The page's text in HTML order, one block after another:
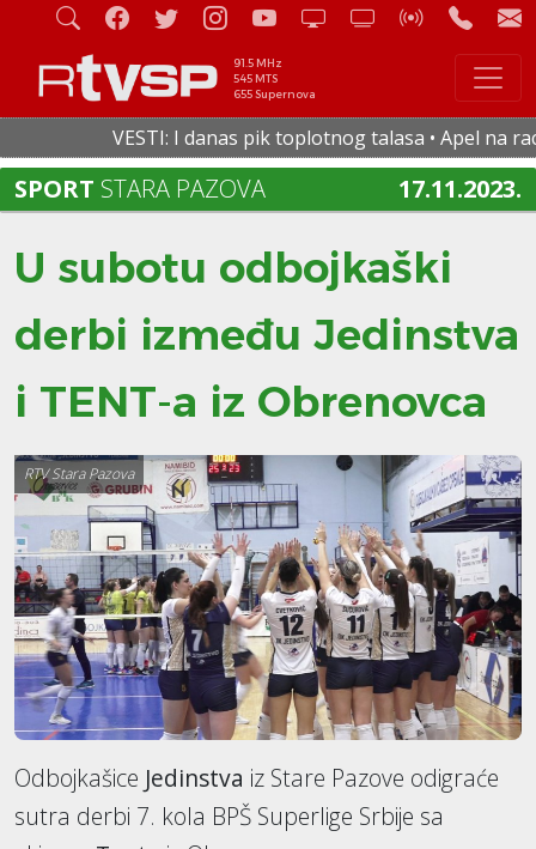
91.5 MHz
545 MTS
655 Supernova
VESTI: I danas pik toplotnog talasa • Apel na
SPORT STARA PAZOVA 17.11.2023.
U subotu odbojkaški
derbi između Jedinstva
i TENT-a iz Obrenovca
RTV Stara Pazova
Odbojkašice Jedinstva iz Stare Pazove odigraće
sutra derbi 7. kola BPŠ Superlige Srbije sa